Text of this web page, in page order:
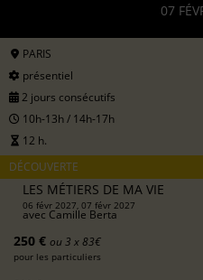
07
PARIS
présentiel
2 jours consécutifs
10h-13h / 14h-17h
12 h.
DÉCOUVERTE
LES MÉTIERS DE MA VIE
06 févr 2027, 07 févr 2027
avec Camille Berta
250 € ou 3 x 83€
pour les particuliers